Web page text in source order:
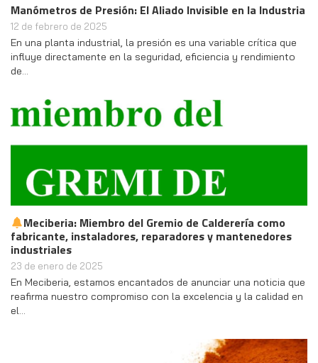
Manómetros de Presión: El Aliado Invisible en la Industria
12 de febrero de 2025
En una planta industrial, la presión es una variable crítica que
influye directamente en la seguridad, eficiencia y rendimiento
de…
Meciberia: Miembro del Gremio de Calderería como
fabricante, instaladores, reparadores y mantenedores
industriales
23 de enero de 2025
En Meciberia, estamos encantados de anunciar una noticia que
reafirma nuestro compromiso con la excelencia y la calidad en
el…